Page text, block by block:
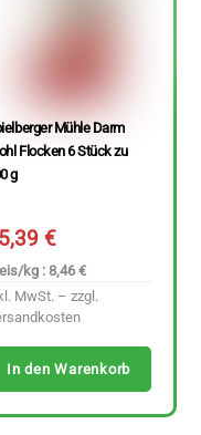
Mühle Darm
Flocken 6 Stück zu
g
€
kg : 8,46 €
MwSt. – zzgl.
In den Warenkorb